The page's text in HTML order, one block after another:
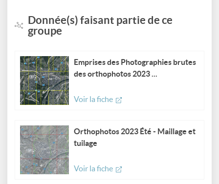
Donnée(s) faisant partie de ce
groupe
Emprises des Photographies brutes
des orthophotos 2023 ...
Voir la fiche
Orthophotos 2023 Été - Maillage et
tuilage
Voir la fiche